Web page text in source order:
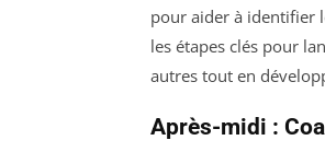
pour aider à identifier
les étapes clés pour
autres tout en
Après-midi :